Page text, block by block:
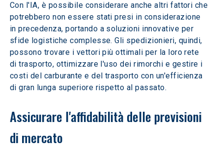
Con l'IA, è possibile considerare anche altri fattori che
potrebbero non essere stati presi in considerazione
in precedenza, portando a soluzioni innovative per
sfide logistiche complesse. Gli spedizionieri, quindi,
possono trovare i vettori più ottimali per la loro rete
di trasporto, ottimizzare l'uso dei rimorchi e gestire i
costi del carburante e del trasporto con un'efficienza
di gran lunga superiore rispetto al passato.
Assicurare l'affidabilità delle previsioni
di mercato